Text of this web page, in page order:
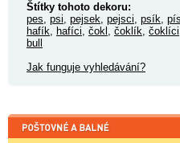
Štítky tohoto dekoru:
pes, psi, pejsek, pejsci, psík,
hafík, hafíci, čokl , čoklík, čoklíci
bull
Jak funguje vyhledávání?